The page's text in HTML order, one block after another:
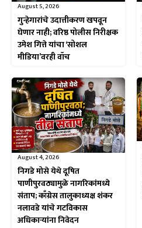
August 5, 2026
गुन्हेगारांचे उदात्तीकरण खपवून
घेणार नाही; वरिष्ठ पोलीस निरीक्षक
उमेश गित्ते यांचा ‘सोशल
मीडिया’वरही वॉच
August 4, 2026
निगडे मोसे येथे दूषित
पाणीपुरवठ्यामुळे नागरिकांमध्ये
संताप; काँग्रेस तालुकाध्यक्ष शंकर
नलावडे यांचे गटविकास
अधिकाऱ्यांना निवेदन